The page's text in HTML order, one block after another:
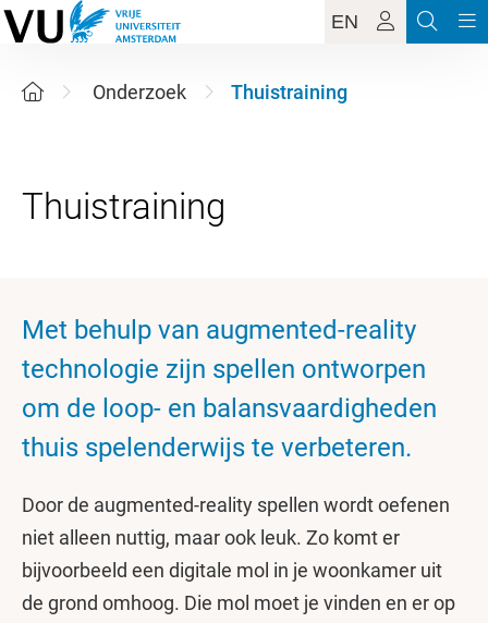
EN
Onderzoek Thuistraining
Met behulp van augmented-reality
technologie zijn spellen ontworpen
om de loop- en balansvaardigheden
thuis spelenderwijs te verbeteren.
Door de augmented-reality spellen wordt oefenen
niet alleen nuttig, maar ook leuk. Zo komt er
bijvoorbeeld een digitale mol in je woonkamer uit
de grond omhoog. Die mol moet je vinden en er op